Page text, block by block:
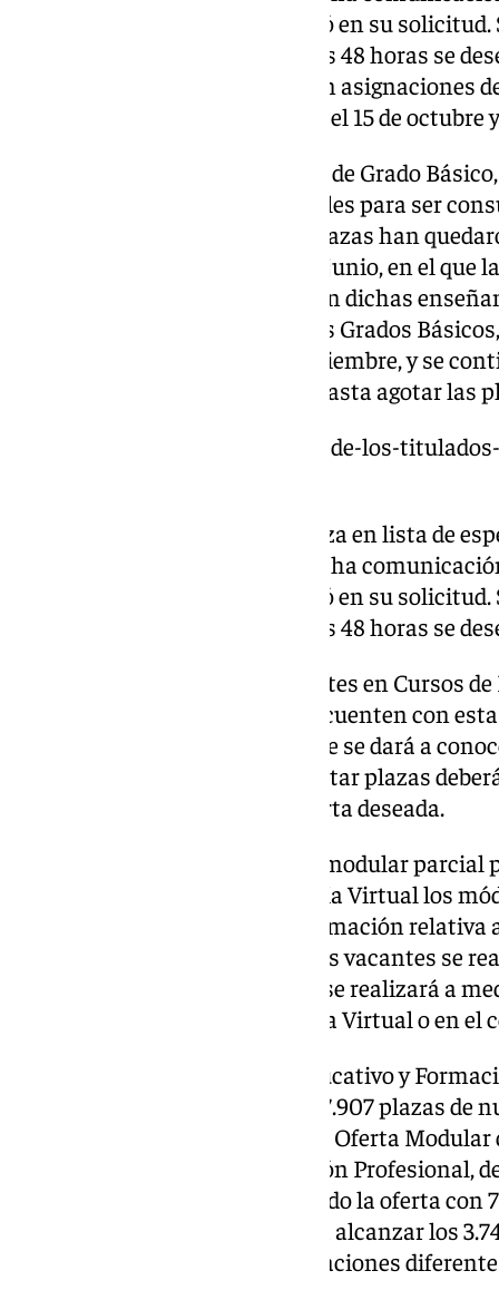
al correo electrónico que facilitó en su
rechaza dicha plaza antes de las 48 horas se
las listas de espera se realizarán asignaciones
matriculación del centro (entre el 15 de octubre
En el caso de Ciclos Formativos de Grado
fondos públicos están disponibles para ser
los centros educativos. Estas plazas han
admisión iniciado en el mes de junio, en el que
de oferta completa presencial en dichas
Grado Medio y Superior, para los Grados
de espera se realizará el 10 septiembre, y se
asignaciones semanalmente, hasta agotar las
https://www.101tv.es/la-mitad-de-los-
Si al solicitante se le asigna plaza en lista de
para aceptarla o rechazarla. Dicha
al correo electrónico que facilitó en su
rechaza dicha plaza antes de las 48 horas se
La información sobre las vacantes en Cursos
consultarse en los centros que cuenten con
mediados del mes de septiembre se dará a
de Secretaría Virtual. Para solicitar plazas
que cuente con plazas en la oferta deseada.
Una vez definida toda la oferta modular
virtual se publicará en Secretaría Virtual los
se podrá consultar toda la información
septiembre. La solicitud de estas vacantes se
publicación para oferta virtual se realizará a
solicitar a través de la Secretaría Virtual o en el
La Consejería de Desarrollo Educativo y
curso 2024/2025 un total de 167.907 plazas de
Completa de Ciclos Formativos, Oferta
de Especialización) de Formación Profesional,
creación. Además, se ha ampliado la oferta
cursos de especialización hasta alcanzar los
podrán estudiar hasta 197 titulaciones